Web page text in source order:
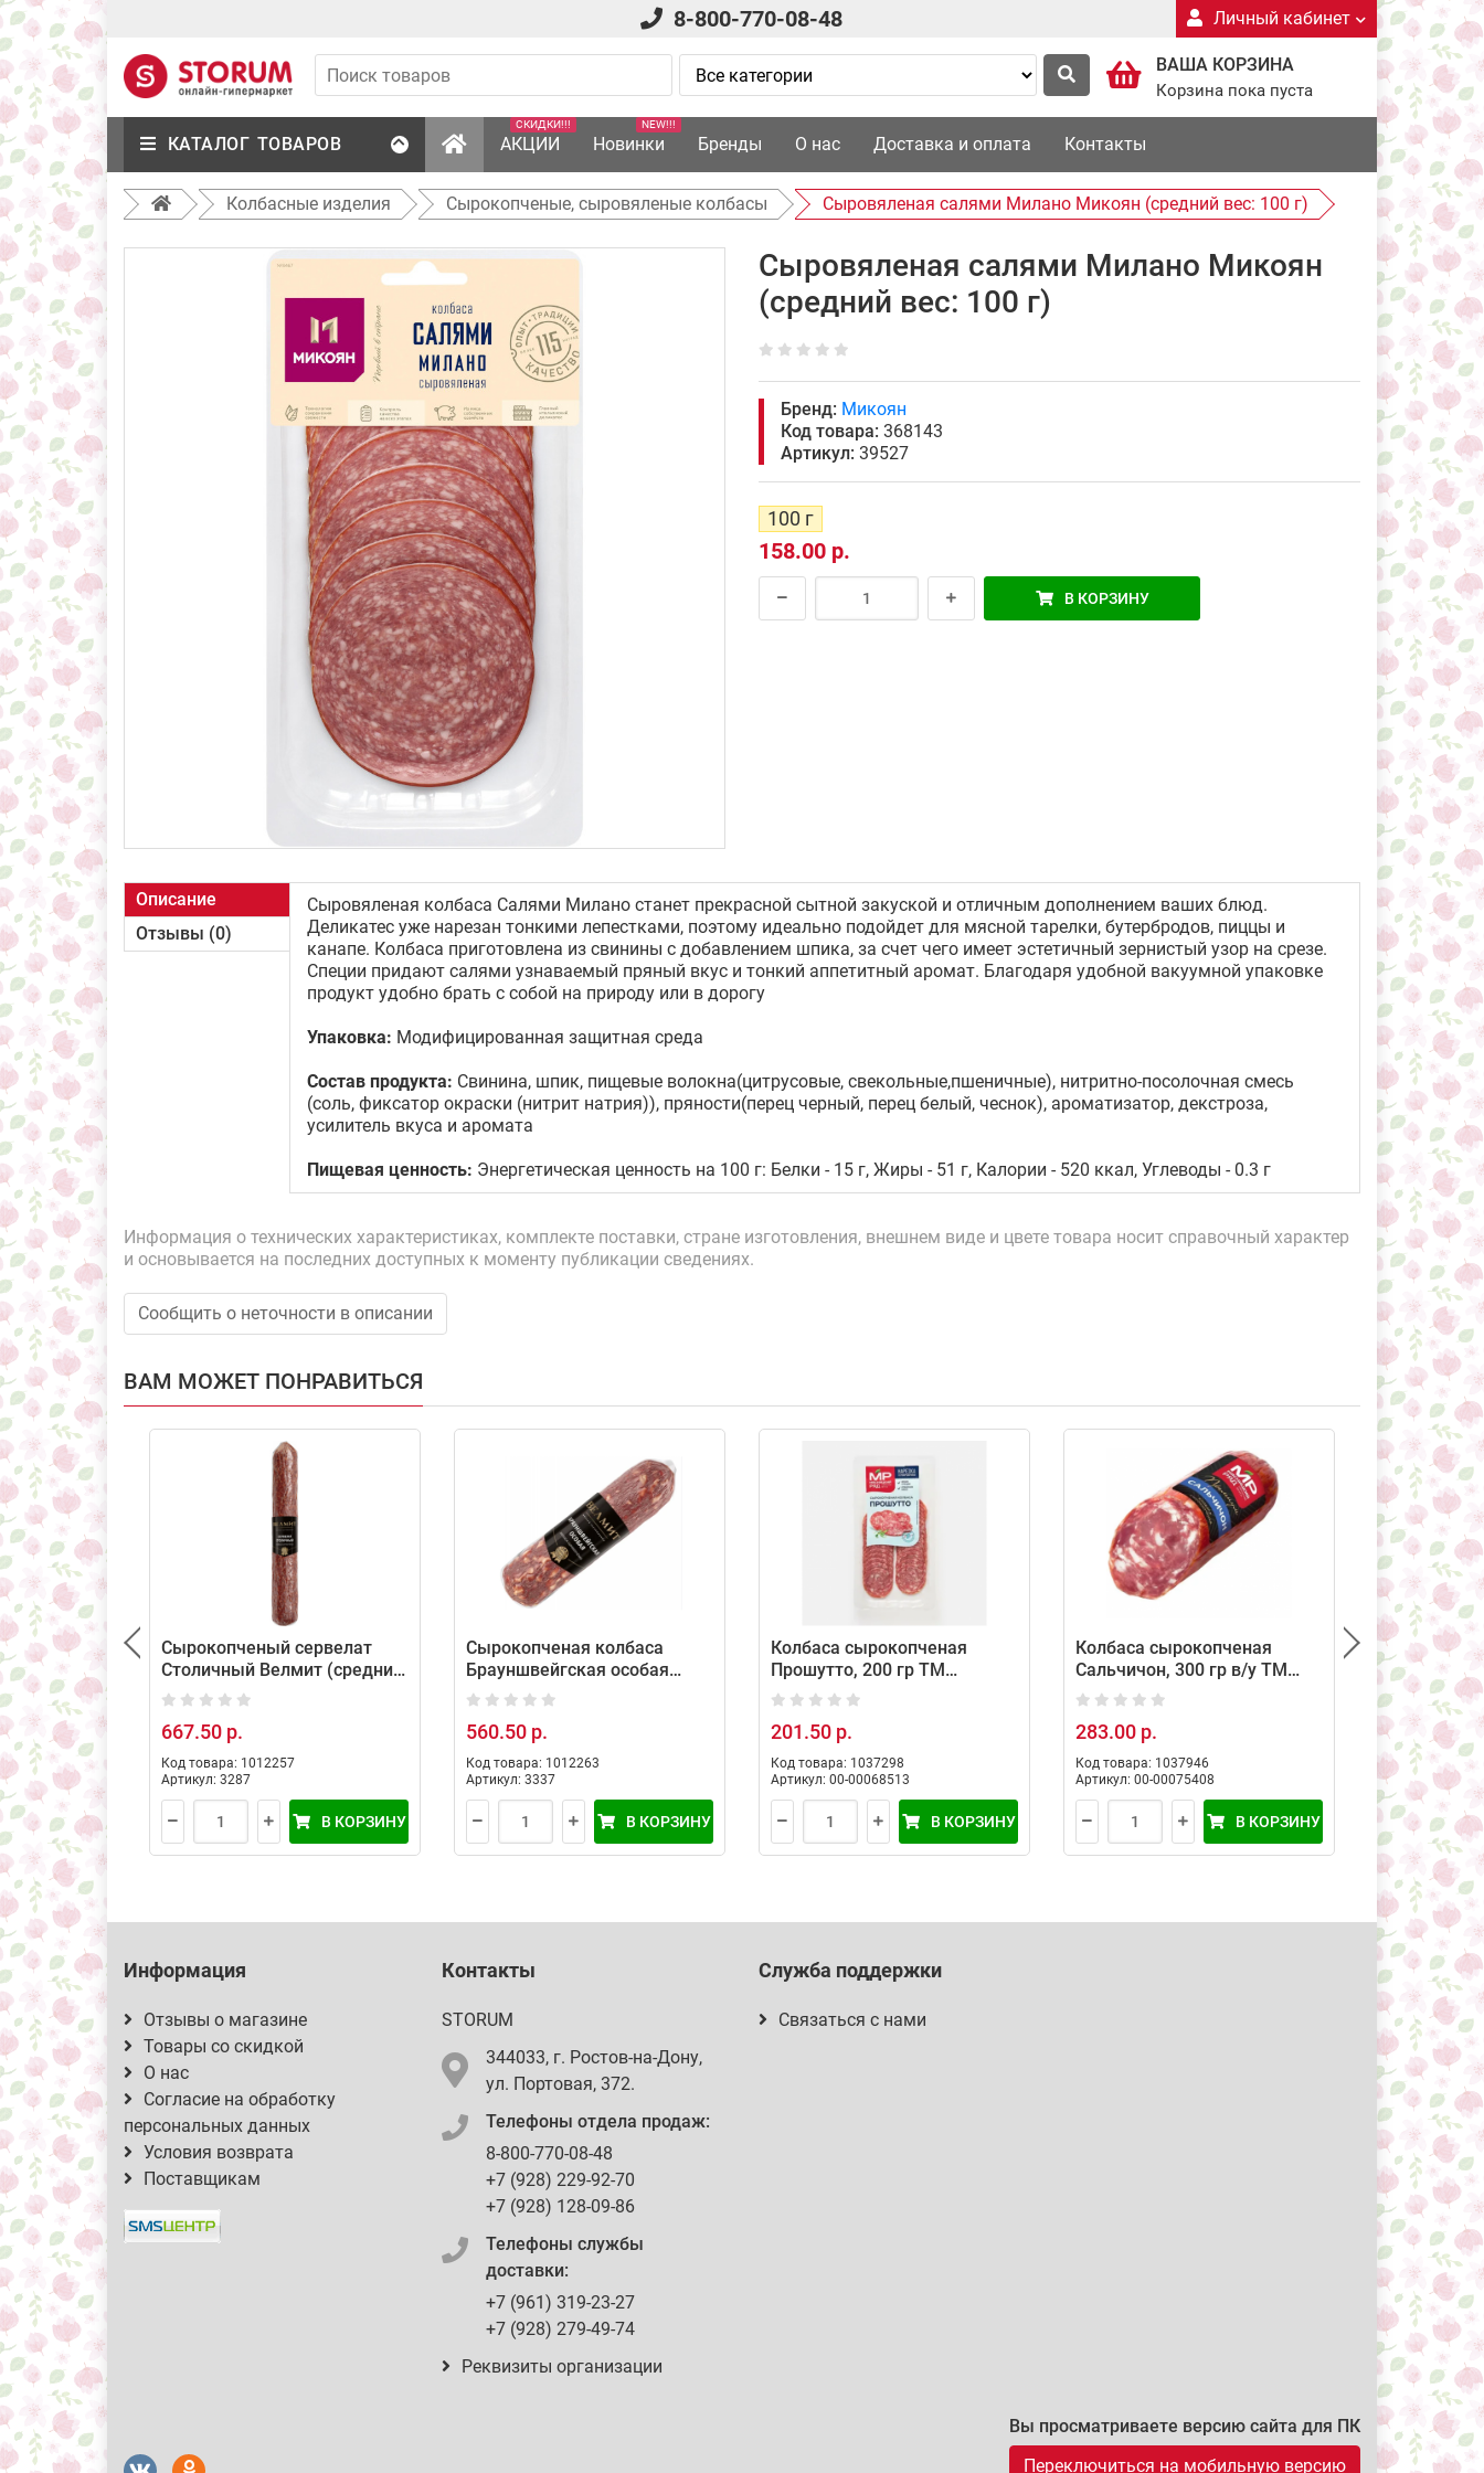
8-800-770-08-48 Личный кабинет
ВАША КОРЗИНА
Корзина пока пуста
КАТАЛОГ ТОВАРОВ АКЦИИ
СКИДКИ!!!
Новинки
NEW!!!
Бренды О нас Доставка и оплата Контакты
Колбасные изделия Сырокопченые, сыровяленые колбасы Сыровяленая салями Милано Микоян (средний вес: 100 г)
Сыровяленая салями Милано Микоян
(средний вес: 100 г)
Бренд: Микоян
Код товара: 368143
Артикул: 39527
100 г
158.00 р.
В КОРЗИНУ
Описание
Отзывы (0)
Сыровяленая колбаса Салями Милано станет прекрасной сытной закуской и отличным дополнением ваших блюд.
Деликатес уже нарезан тонкими лепестками, поэтому идеально подойдет для мясной тарелки, бутербродов, пиццы и
канапе. Колбаса приготовлена из свинины с добавлением шпика, за счет чего имеет эстетичный зернистый узор на срезе.
Специи придают салями узнаваемый пряный вкус и тонкий аппетитный аромат. Благодаря удобной вакуумной упаковке
продукт удобно брать с собой на природу или в дорогу
Упаковка: Модифицированная защитная среда
Состав продукта: Свинина, шпик, пищевые волокна(цитрусовые, свекольные,пшеничные), нитритно-посолочная смесь
(соль, фиксатор окраски (нитрит натрия)), пряности(перец черный, перец белый, чеснок), ароматизатор, декстроза,
усилитель вкуса и аромата
Пищевая ценность: Энергетическая ценность на 100 г: Белки - 15 г, Жиры - 51 г, Калории - 520 ккал, Углеводы - 0.3 г
Информация о технических характеристиках, комплекте поставки, стране изготовления, внешнем виде и цвете товара носит справочный характер
и основывается на последних доступных к моменту публикации сведениях.
Сообщить о неточности в описании
ВАМ МОЖЕТ ПОНРАВИТЬСЯ
Сырокопченый сервелат
Столичный Велмит (средний
вес: 500 г)
667.50 р.
Код товара: 1012257
Артикул: 3287
В КОРЗИНУ
Сырокопченая колбаса
Брауншвейгская особая
(средний вес: 500 г)
560.50 р.
Код товара: 1012263
Артикул: 3337
В КОРЗИНУ
Колбаса сырокопченая
Прошутто, 200 гр ТМ
Мясницкий ряд
201.50 р.
Код товара: 1037298
Артикул: 00-00068513
В КОРЗИНУ
Колбаса сырокопченая
Сальчичон, 300 гр в/у ТМ
Мясницкий ряд
283.00 р.
Код товара: 1037946
Артикул: 00-00075408
В КОРЗИНУ
Черкизово
156.00 р.
Код товара:
Артикул:
Информация
Отзывы о магазине
Товары со скидкой
О нас
Согласие на обработку
персональных данных
Условия возврата
Поставщикам
Контакты
STORUM
344033, г. Ростов-на-Дону,
ул. Портовая, 372.
Телефоны отдела продаж:
8-800-770-08-48
+7 (928) 229-92-70
+7 (928) 128-09-86
Телефоны службы
доставки:
+7 (961) 319-23-27
+7 (928) 279-49-74
Реквизиты организации
Служба поддержки
Связаться с нами
Вы просматриваете версию сайта для ПК
Переключиться на мобильную версию